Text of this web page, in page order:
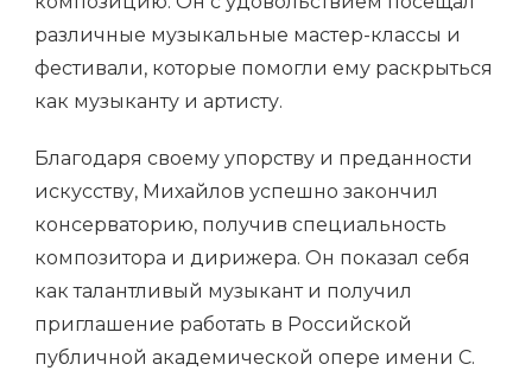
различные музыкальные мастер-классы и
фестивали, которые помогли ему раскрыться
как музыканту и артисту.
Благодаря своему упорству и преданности
искусству, Михайлов успешно закончил
консерваторию, получив специальность
композитора и дирижера. Он показал себя
как талантливый музыкант и получил
приглашение работать в Российской
публичной академической опере имени С.